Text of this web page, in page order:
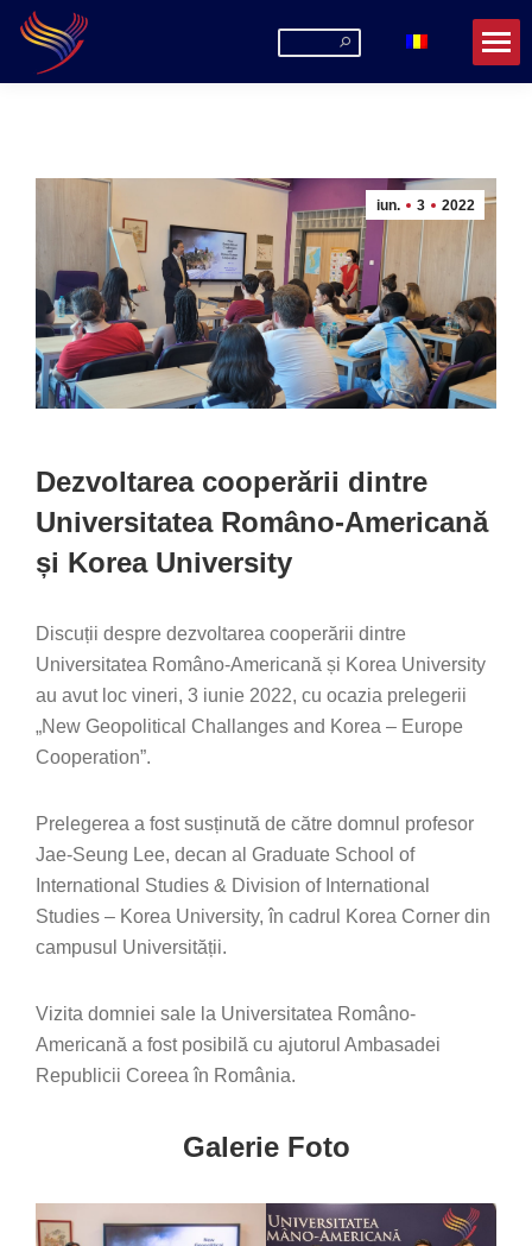
Search:
iun. 3 2022
Dezvoltarea cooperării dintre
Universitatea Româno-Americană
și Korea University
Discuții despre dezvoltarea cooperării dintre
Universitatea Româno-Americană și Korea University
au avut loc vineri, 3 iunie 2022, cu ocazia prelegerii
„New Geopolitical Challanges and Korea – Europe
Cooperation”.
Prelegerea a fost susținută de către domnul profesor
Jae-Seung Lee, decan al Graduate School of
International Studies & Division of International
Studies – Korea University, în cadrul Korea Corner din
campusul Universității.
Vizita domniei sale la Universitatea Româno-
Americană a fost posibilă cu ajutorul Ambasadei
Republicii Coreea în România.
Galerie Foto